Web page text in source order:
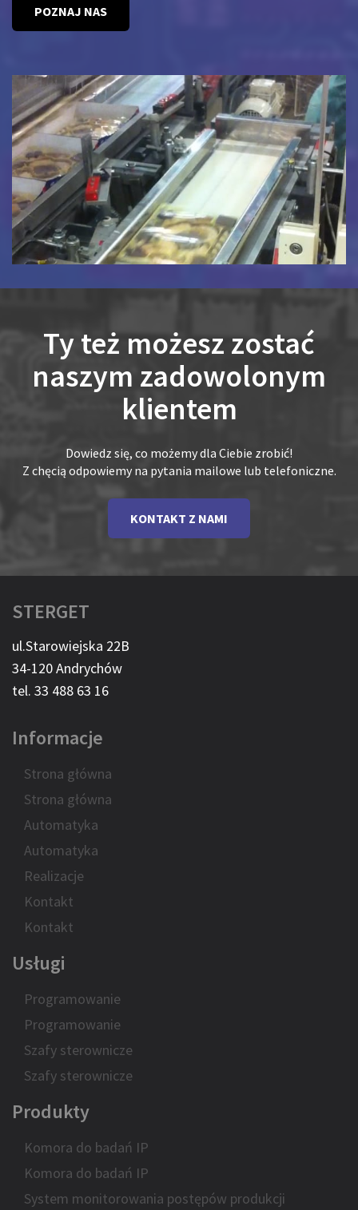
POZNAJ NAS
Ty też możesz zostać
naszym zadowolonym
klientem
Dowiedz się, co możemy dla Ciebie zrobić!
Z chęcią odpowiemy na pytania mailowe lub telefoniczne.
KONTAKT Z NAMI
STERGET
ul.Starowiejska 22B
34-120 Andrychów
tel. 33 488 63 16
Informacje
Strona główna
Strona główna
Automatyka
Automatyka
Realizacje
Kontakt
Kontakt
Usługi
Programowanie
Programowanie
Szafy sterownicze
Szafy sterownicze
Produkty
Komora do badań IP
Komora do badań IP
System monitorowania postępów produkcji